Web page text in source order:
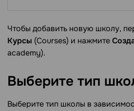
Чтобы добавить новую школу,
Курсы (Courses) и нажмите
academy).
Выберите тип
Выберите тип школы в